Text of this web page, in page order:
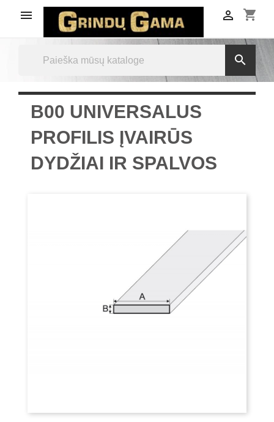
 shopping_cart


B00 UNIVERSALUS
PROFILIS ĮVAIRŪS
DYDŽIAI IR SPALVOS